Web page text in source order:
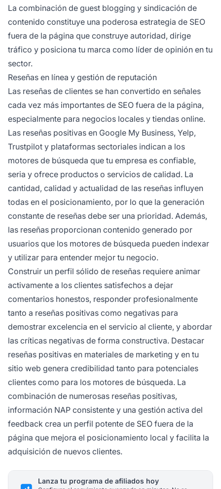
La combinación de guest blogging y sindicación de
contenido constituye una poderosa estrategia de SEO
fuera de la página que construye autoridad, dirige
tráfico y posiciona tu marca como líder de opinión en tu
sector.
Reseñas en línea y gestión de reputación
Las reseñas de clientes se han convertido en señales
cada vez más importantes de SEO fuera de la página,
especialmente para negocios locales y tiendas online.
Las reseñas positivas en Google My Business, Yelp,
Trustpilot y plataformas sectoriales indican a los
motores de búsqueda que tu empresa es confiable,
seria y ofrece productos o servicios de calidad. La
cantidad, calidad y actualidad de las reseñas influyen
todas en el posicionamiento, por lo que la generación
constante de reseñas debe ser una prioridad. Además,
las reseñas proporcionan contenido generado por
usuarios que los motores de búsqueda pueden indexar
y utilizar para entender mejor tu negocio.
Construir un perfil sólido de reseñas requiere animar
activamente a los clientes satisfechos a dejar
comentarios honestos, responder profesionalmente
tanto a reseñas positivas como negativas para
demostrar excelencia en el servicio al cliente, y abordar
las críticas negativas de forma constructiva. Destacar
reseñas positivas en materiales de marketing y en tu
sitio web genera credibilidad tanto para potenciales
clientes como para los motores de búsqueda. La
combinación de numerosas reseñas positivas,
información NAP consistente y una gestión activa del
feedback crea un perfil potente de SEO fuera de la
página que mejora el posicionamiento local y facilita la
adquisición de nuevos clientes.
Lanza tu programa de afiliados hoy